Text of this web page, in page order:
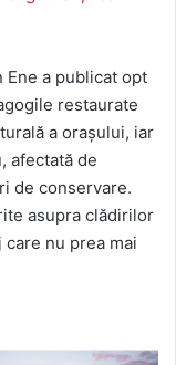
a publicat opt
restaurate
a orașului, iar
afectată de
de conservare.
asupra clădirilor
nu prea mai